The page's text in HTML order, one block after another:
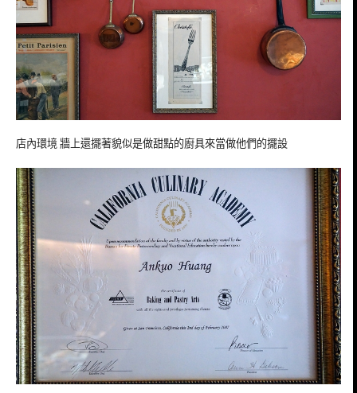
店內環境 牆上還擺著貌似是做甜點的廚具來當做他們的擺設